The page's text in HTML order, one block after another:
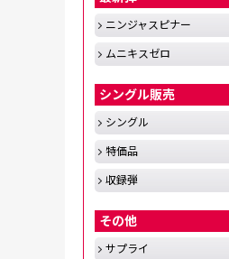
ニンジャスピナー
ムニキスゼロ
シングル販売
シングル
特価品
収録弾
その他
サプライ